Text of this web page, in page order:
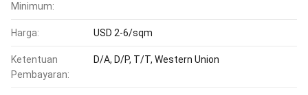
Minimum:
Harga: USD 2-6/sqm
Ketentuan
Pembayaran:
D/A, D/P, T/T, Western Union